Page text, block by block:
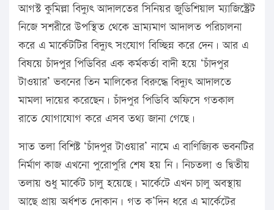
আগস্ট কুমিল্লা বিদ্যুৎ আদালতের সিনিয়র জুডিশিয়াল ম্যাজিস্ট্রেট
নিজে সশরীরে উপস্থিত থেকে ভ্রাম্যমাণ আদালত পরিচালনা
করে এ মার্কেটটির বিদ্যুৎ সংযোগ বিচ্ছিন্ন করে দেন। আর এ
বিষয়ে চাঁদপুর পিডিবির এক কর্মকর্তা বাদী হয়ে ‘চাঁদপুর
টাওয়ার’ ভবনের তিন মালিকের বিরুদ্ধে বিদ্যুৎ আদালতে
মামলা দায়ের করেছেন। চাঁদপুর পিডিবি অফিসে গতকাল
রাতে যোগাযোগ করে এসব তথ্য জানা গেছে।
সাত তলা বিশিষ্ট ‘চাঁদপুর টাওয়ার’ নামে এ বাণিজ্যিক ভবনটির
নির্মাণ কাজ এখনো পুরোপুরি শেষ হয় নি। নিচতলা ও দ্বিতীয়
তলায় শুধু মার্কেট চালু হয়েছে। মার্কেটে এখন চালু অবস্থায়
আছে প্রায় অর্ধশত দোকান। গত ক’দিন ধরে এ মার্কেটের